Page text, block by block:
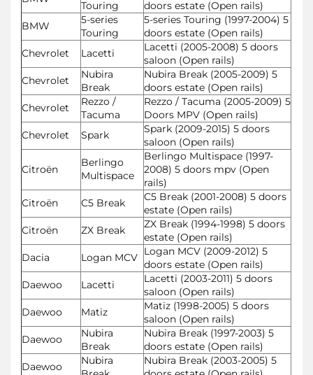
Touring
doors estate (Open rails)
BMW
5-series
Touring
5-series Touring (1997-2004) 5
doors estate (Open rails)
Chevrolet
Lacetti
Lacetti (2005-2008) 5 doors
saloon (Open rails)
Chevrolet
Nubira
Break
Nubira Break (2005-2009) 5
doors estate (Open rails)
Chevrolet
Rezzo /
Tacuma
Rezzo / Tacuma (2005-2009) 5
Doors MPV (Open rails)
Chevrolet
Spark
Spark (2009-2015) 5 doors
saloon (Open rails)
Citroën
Berlingo
Multispace
Berlingo Multispace (1997-
2008) 5 doors mpv (Open
rails)
Citroën
C5 Break
C5 Break (2001-2008) 5 doors
estate (Open rails)
Citroën
ZX Break
ZX Break (1994-1998) 5 doors
estate (Open rails)
Dacia
Logan MCV Logan MCV (2009-2012) 5
doors estate (Open rails)
Daewoo
Lacetti
Lacetti (2003-2011) 5 doors
saloon (Open rails)
Daewoo
Matiz
Matiz (1998-2005) 5 doors
saloon (Open rails)
Daewoo
Nubira
Break
Nubira Break (1997-2003) 5
doors estate (Open rails)
Daewoo
Nubira
Nubira Break (2003-2005) 5